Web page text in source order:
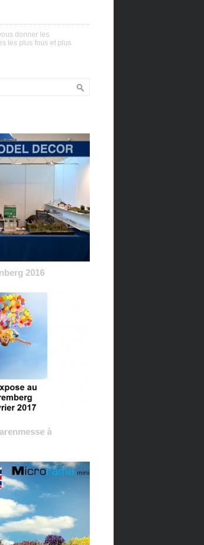
donner les
les plus fous et plus
2016
à